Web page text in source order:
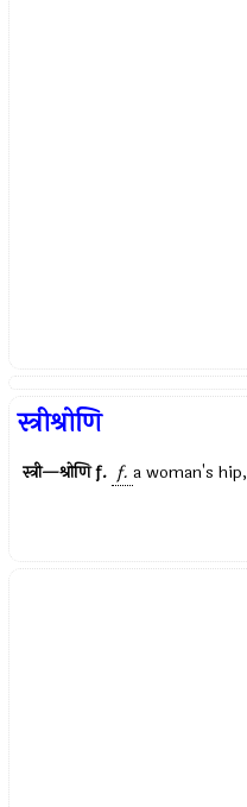
स्त्रीश्रोणि
स्त्री—श्रोणिf. f. a woman's hip,